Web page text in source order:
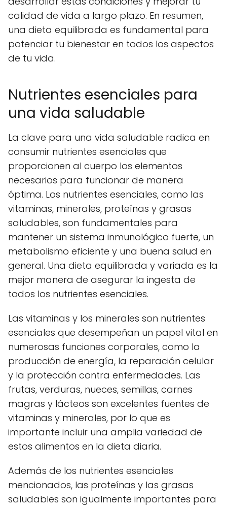
calidad de vida a largo plazo. En resumen,
una dieta equilibrada es fundamental para
potenciar tu bienestar en todos los aspectos
de tu vida.
Nutrientes esenciales para
una vida saludable
La clave para una vida saludable radica en
consumir nutrientes esenciales que
proporcionen al cuerpo los elementos
necesarios para funcionar de manera
óptima. Los nutrientes esenciales, como las
vitaminas, minerales, proteínas y grasas
saludables, son fundamentales para
mantener un sistema inmunológico fuerte, un
metabolismo eficiente y una buena salud en
general. Una dieta equilibrada y variada es la
mejor manera de asegurar la ingesta de
todos los nutrientes esenciales.
Las vitaminas y los minerales son nutrientes
esenciales que desempeñan un papel vital en
numerosas funciones corporales, como la
producción de energía, la reparación celular
y la protección contra enfermedades. Las
frutas, verduras, nueces, semillas, carnes
magras y lácteos son excelentes fuentes de
vitaminas y minerales, por lo que es
importante incluir una amplia variedad de
estos alimentos en la dieta diaria.
Además de los nutrientes esenciales
mencionados, las proteínas y las grasas
saludables son igualmente importantes para